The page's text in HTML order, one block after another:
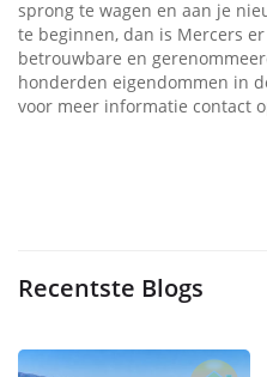
sprong te wagen en aan je
te beginnen, dan is Mercers
betrouwbare en
honderden eigendommen in
voor meer informatie contact
Recentste Blogs